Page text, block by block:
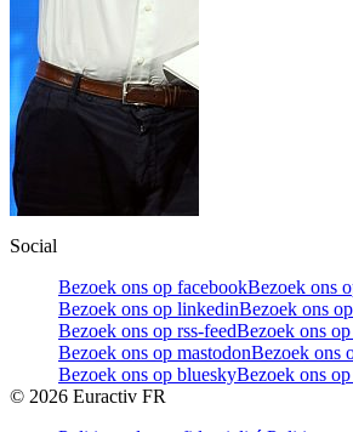
Social
Bezoek ons op facebookBezoek ons
Bezoek ons op linkedinBezoek ons
Bezoek ons op rss-feedBezoek ons
Bezoek ons op mastodonBezoek ons
Bezoek ons op blueskyBezoek ons
© 2026 Euractiv FR